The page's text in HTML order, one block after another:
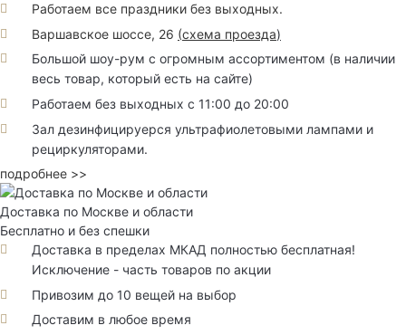
Работаем все праздники без выходных.
Варшавское шоссе, 26 (схема проезда)
Большой шоу-рум с огромным ассортиментом (в наличии
весь товар, который есть на сайте)
Работаем без выходных с 11:00 до 20:00
Зал дезинфицируерся ультрафиолетовыми лампами и
рециркуляторами.
подробнее >>
Доставка по Москве и области
Бесплатно и без спешки
Доставка в пределах МКАД полностью бесплатная!
Исключение - часть товаров по акции
Привозим до 10 вещей на выбор
Доставим в любое время